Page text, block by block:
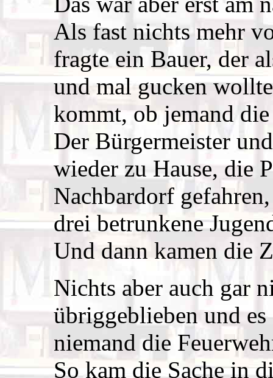
Als fast nichts mehr
fragte ein Bauer, der
und mal gucken
kommt, ob jemand
Der Bürgermeister
wieder zu Hause, die
Nachbardorf
drei betrunkene
Und dann kamen die
Nichts aber auch gar
übriggeblieben und
niemand die
So kam die Sache in